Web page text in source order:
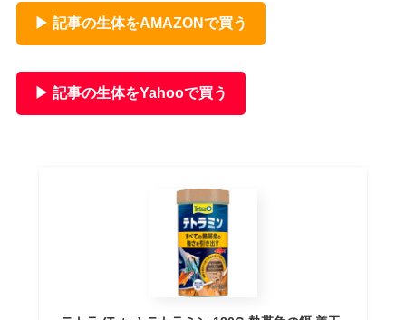
▶ 記事の生体をAMAZONで買う
▶ 記事の生体をYahooで買う